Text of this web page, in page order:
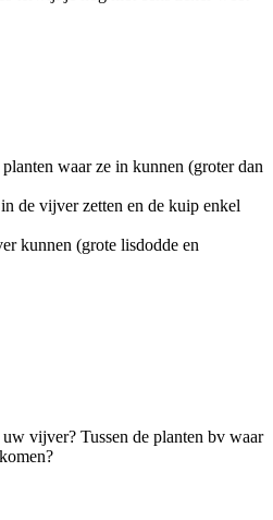
waar ze in kunnen (groter dan
de vijver zetten en de kuip enkel
kunnen (grote lisdodde en
vijver? Tussen de planten bv waar